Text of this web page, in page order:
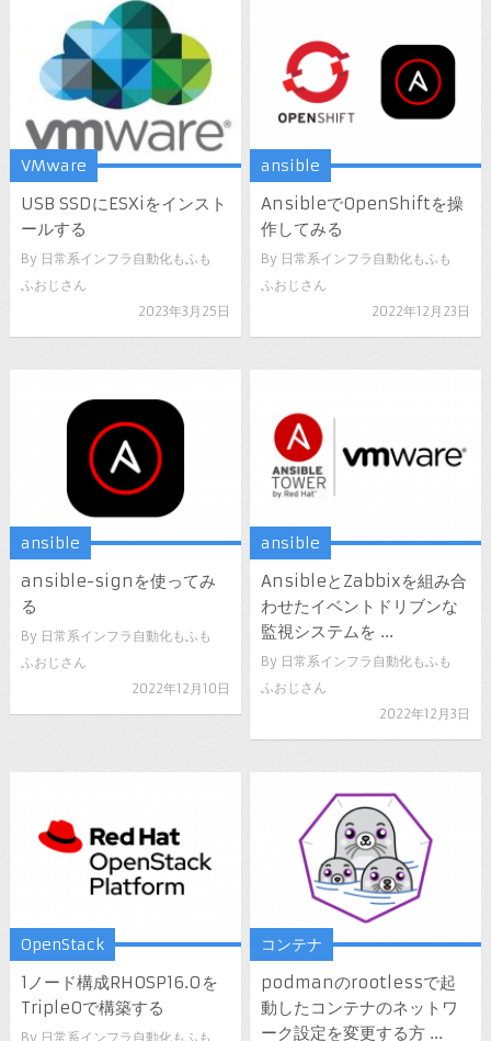
VMware
USB SSDにESXiをインスト
ールする
By 日常系インフラ自動化もふも
ふおじさん
2023年3月25日
ansible
AnsibleでOpenShiftを操
作してみる
By 日常系インフラ自動化もふも
ふおじさん
2022年12月23日
ansible
ansible-signを使ってみ
る
By 日常系インフラ自動化もふも
ふおじさん
2022年12月10日
ansible
AnsibleとZabbixを組み合
わせたイベントドリブンな
監視システムを ...
By 日常系インフラ自動化もふも
ふおじさん
2022年12月3日
OpenStack
1ノード構成RHOSP16.0を
TripleOで構築する
By 日常系インフラ自動化もふも
コンテナ
podmanのrootlessで起
動したコンテナのネットワ
ーク設定を変更する方 ...